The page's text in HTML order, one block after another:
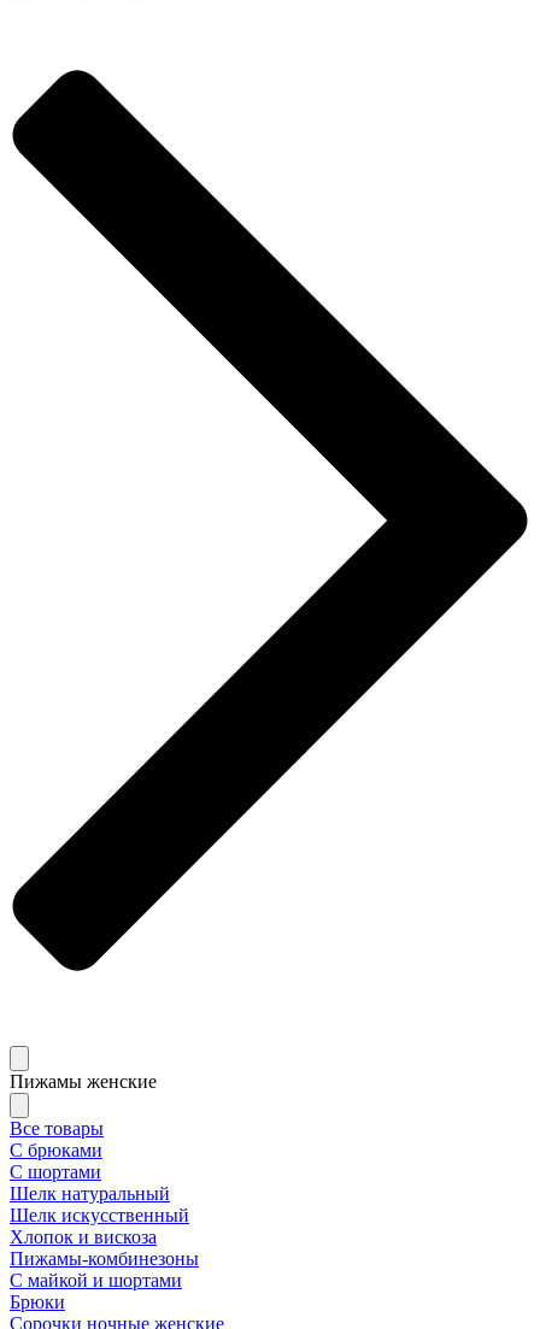
Пижамы женские
Все товары
С брюками
С шортами
Шелк натуральный
Шелк искусственный
Хлопок и вискоза
Пижамы-комбинезоны
С майкой и шортами
Брюки
Сорочки ночные женские